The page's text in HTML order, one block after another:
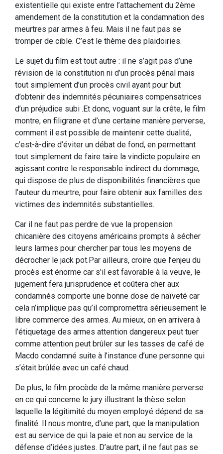
existentielle qui existe entre l’attachement du 2ème
amendement de la constitution et la condamnation des
meurtres par armes à feu. Mais il ne faut pas se
tromper de cible. C’est le thème des plaidoiries.
Le sujet du film est tout autre : il ne s’agit pas d’une
révision de la constitution ni d’un procès pénal mais
tout simplement d’un procès civil ayant pour but
d’obtenir des indemnités pécuniaires compensatrices
d’un préjudice subi .Et donc, voguant sur la crête, le film
montre, en filigrane et d’une certaine manière perverse,
comment il est possible de maintenir cette dualité,
c’est-à-dire d’éviter un débat de fond, en permettant
tout simplement de faire taire la vindicte populaire en
agissant contre le responsable indirect du dommage,
qui dispose de plus de disponibilités financières que
l’auteur du meurtre, pour faire obtenir aux familles des
victimes des indemnités substantielles.
Car il ne faut pas perdre de vue la propension
chicanière des citoyens américains prompts à sécher
leurs larmes pour chercher par tous les moyens de
décrocher le jack pot.Par ailleurs, croire que l’enjeu du
procès est énorme car s’il est favorable à la veuve, le
jugement fera jurisprudence et coûtera cher aux
condamnés comporte une bonne dose de naïveté car
cela n’implique pas qu’il compromettra sérieusement le
libre commerce des armes. Au mieux, on en arrivera à
l’étiquetage des armes attention dangereux peut tuer
comme attention peut brûler sur les tasses de café de
Macdo condamné suite à l’instance d’une personne qui
s’était brûlée avec un café chaud.
De plus, le film procède de la même manière perverse
en ce qui concerne le jury illustrant la thèse selon
laquelle la légitimité du moyen employé dépend de sa
finalité. Il nous montre, d’une part, que la manipulation
est au service de qui la paie et non au service de la
défense d’idées justes. D’autre part, il ne faut pas se